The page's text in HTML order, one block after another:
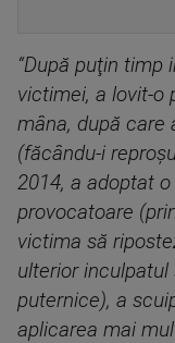
“După puţin timp
victimei, a lovit-o
mâna, după care
(făcându-i
2014, a adoptat
provocatoare
victima să
ulterior
puternice), a
aplicarea mai